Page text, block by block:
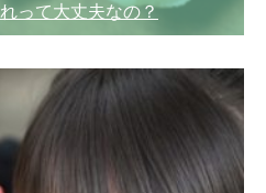
って大丈夫なの？